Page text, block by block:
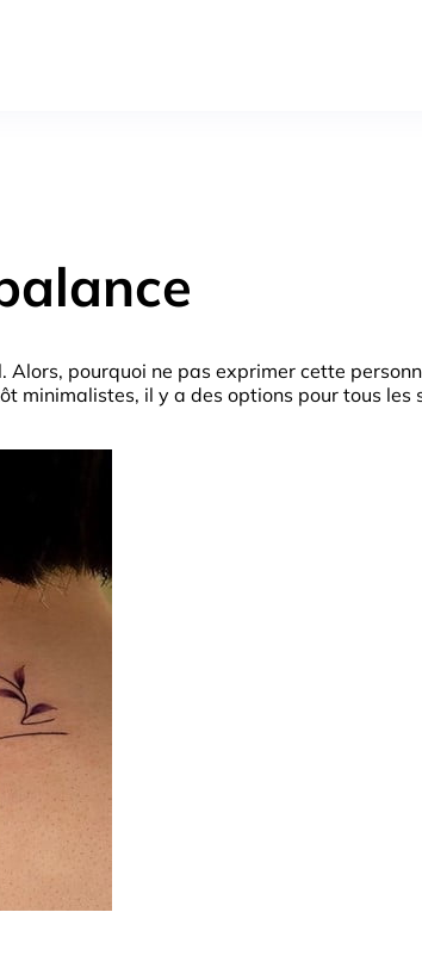
Alors, pourquoi ne pas exprimer cette
minimalistes, il y a des options pour tous